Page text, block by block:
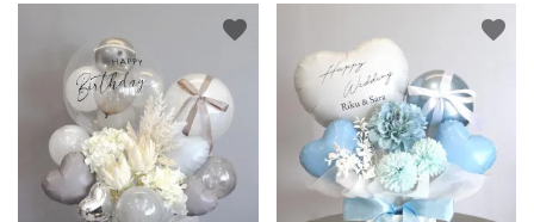
favorite favorite